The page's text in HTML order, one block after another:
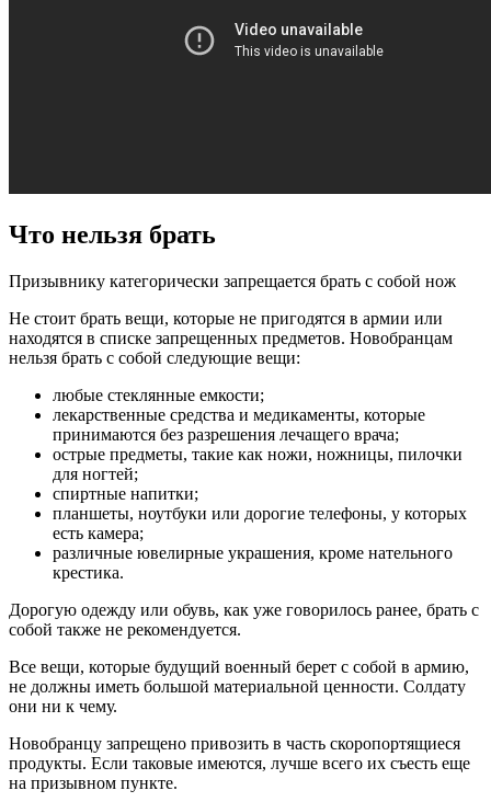
Что нельзя брать
Призывнику категорически запрещается брать с собой нож
Не стоит брать вещи, которые не пригодятся в армии или
находятся в списке запрещенных предметов. Новобранцам
нельзя брать с собой следующие вещи:
любые стеклянные емкости;
лекарственные средства и медикаменты, которые
принимаются без разрешения лечащего врача;
острые предметы, такие как ножи, ножницы, пилочки
для ногтей;
спиртные напитки;
планшеты, ноутбуки или дорогие телефоны, у которых
есть камера;
различные ювелирные украшения, кроме нательного
крестика.
Дорогую одежду или обувь, как уже говорилось ранее, брать с
собой также не рекомендуется.
Все вещи, которые будущий военный берет с собой в армию,
не должны иметь большой материальной ценности. Солдату
они ни к чему.
Новобранцу запрещено привозить в часть скоропортящиеся
продукты. Если таковые имеются, лучше всего их съесть еще
на призывном пункте.